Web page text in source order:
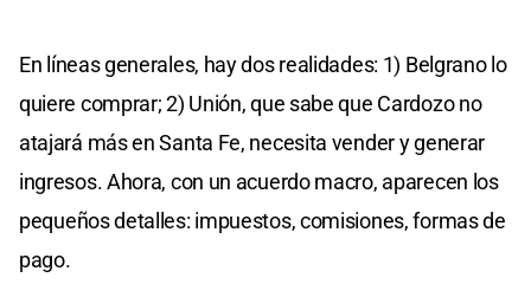
En líneas generales, hay dos realidades: 1) Belgrano lo
quiere comprar; 2) Unión, que sabe que Cardozo no
atajará más en Santa Fe, necesita vender y generar
ingresos. Ahora, con un acuerdo macro, aparecen los
pequeños detalles: impuestos, comisiones, formas de
pago.